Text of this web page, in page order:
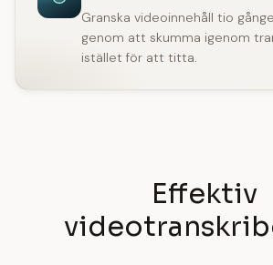
Granska videoinnehåll tio
genom att skumma igenom
istället för att titta.
Effektiv